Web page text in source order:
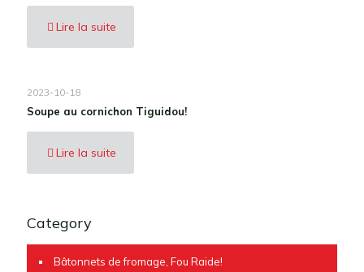
Lire la suite
2023-10-18
Soupe au cornichon Tiguidou!
Lire la suite
Category
Bâtonnets de fromage, Fou Raide!